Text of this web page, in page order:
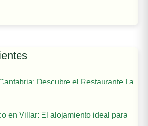
Descubre el Restaurante La
en Villar: El alojamiento ideal para